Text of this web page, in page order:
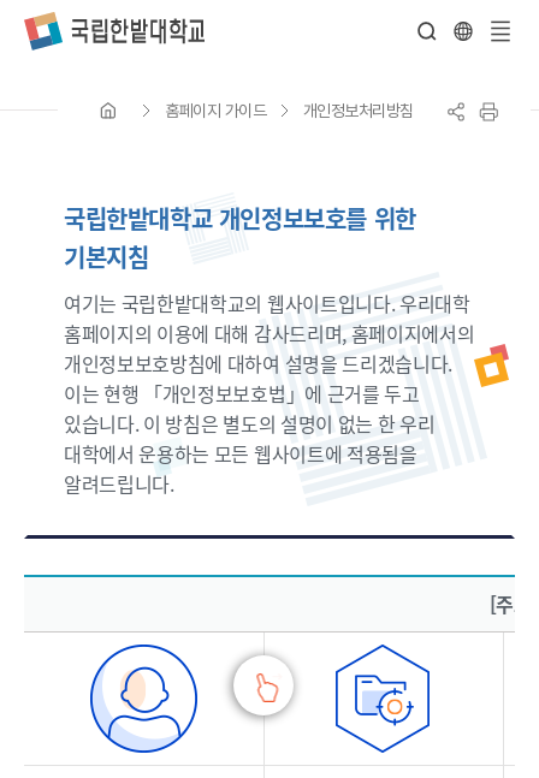
홈페이지 가이드 개인정보처리방침
국립한밭대학교 개인정보보호를 위한
기본지침
여기는 국립한밭대학교의 웹사이트입니다. 우리대학
홈페이지의 이용에 대해 감사드리며, 홈페이지에서의
개인정보보호방침에 대하여 설명을 드리겠습니다.
이는 현행 「개인정보보호법」에 근거를 두고
있습니다. 이 방침은 별도의 설명이 없는 한 우리
대학에서 운용하는 모든 웹사이트에 적용됨을
알려드립니다.
주요 개인정보 처리 표시(라벨링)
[주요